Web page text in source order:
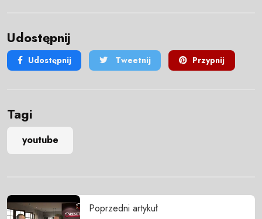
Udostępnij
Udostępnij Tweetnij Przypnij
Tagi
youtube
Poprzedni artykuł